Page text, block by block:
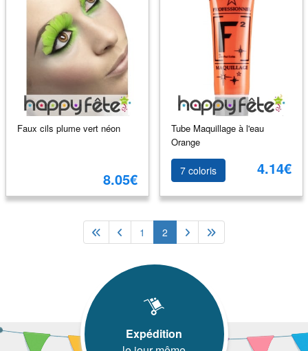
Faux cils plume vert néon
8.05€
Tube Maquillage à l'eau
Orange
7 coloris 4.14€
1 2
Expédition